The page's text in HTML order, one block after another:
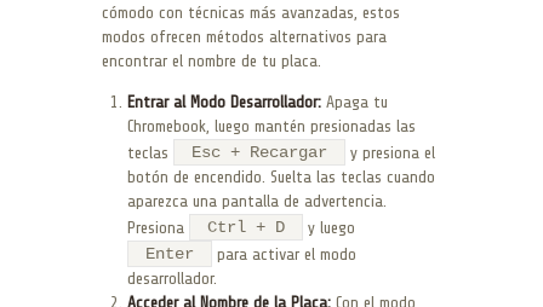
cómodo con técnicas más avanzadas, estos
modos ofrecen métodos alternativos para
encontrar el nombre de tu placa.
Entrar al Modo Desarrollador: Apaga tu
Chromebook, luego mantén presionadas las
teclas
Esc + Recargar
y presiona el
botón de encendido. Suelta las teclas cuando
aparezca una pantalla de advertencia.
Presiona
Ctrl + D y luego
Enter
para activar el modo
desarrollador.
Acceder al Nombre de la Placa: Con el modo